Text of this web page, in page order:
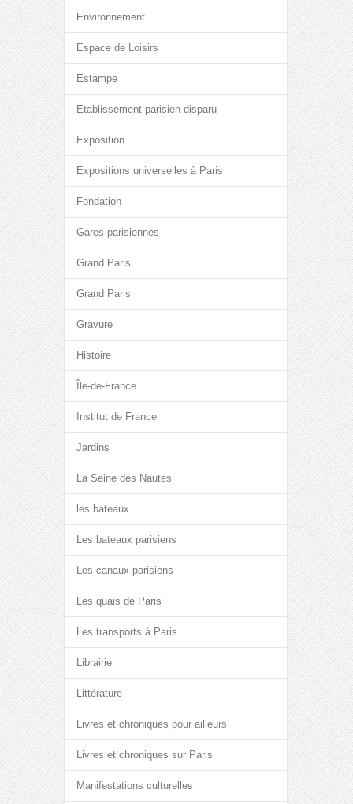
Environnement
Espace de Loisirs
Estampe
Etablissement parisien disparu
Exposition
Expositions universelles à Paris
Fondation
Gares parisiennes
Grand Paris
Grand Paris
Gravure
Histoire
Île-de-France
Institut de France
Jardins
La Seine des Nautes
les bateaux
Les bateaux parisiens
Les canaux parisiens
Les quais de Paris
Les transports à Paris
Librairie
Littérature
Livres et chroniques pour ailleurs
Livres et chroniques sur Paris
Manifestations culturelles